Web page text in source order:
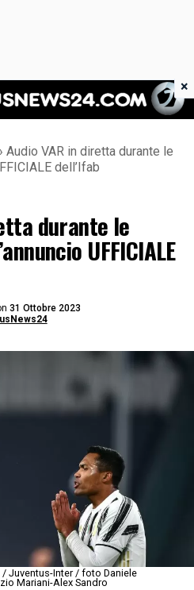
News 24
Audio VAR in diretta durante le
dell’Ifab
durante le
UFFICIALE
31 Ottobre 2023
Juventus-Inter / foto Daniele
Mariani-Alex Sandro
×